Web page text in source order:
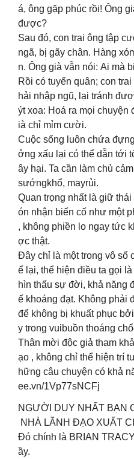
á, ông gặp phúc rồi! Ông
được?
Sau đó, con trai ông tập
ngã, bị gãy chân. Hàng
n. Ông già vẫn nói: Ai mà
Rồi có tuyển quân; con
hải nhập ngũ, lại tránh
ýt xoa: Hoá ra mọi chuyện
ià chỉ mỉm cười.
Cuộc sống luôn chứa
ởng xấu lại có thể dẫn tới
ây hại. Ta cần làm chủ
sướngkhổ, mayrủi.
Quan trọng nhất là giữ
ón nhận biến cố như một
, không phiền lo ngay tức
ợc thật.
Đây chỉ là một trong vô số
ể lại, thể hiện điều ta gọi
hìn thấu sự đời, khả năng
ế khoáng đạt. Không phải
để không bị khuất phục
y trong vuibuồn thoáng
Thân mời độc giả tham
ạo , không chỉ thể hiện trí
hững câu chuyện có khả
ee.vn/1Vp77sNCFj
NGƯỜI DUY NHẤT BẠN
NHÀ LÃNH ĐẠO XUẤT
Đó chính là BRIAN
ầy.